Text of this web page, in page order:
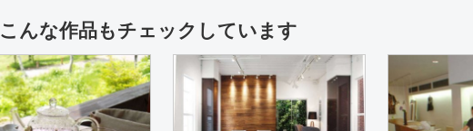
んな作品もチェックしています